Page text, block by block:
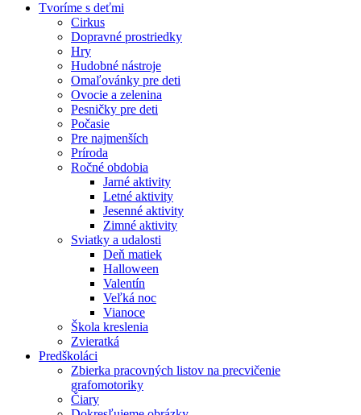
Tvoríme s deťmi
Cirkus
Dopravné prostriedky
Hry
Hudobné nástroje
Omaľovánky pre deti
Ovocie a zelenina
Pesničky pre deti
Počasie
Pre najmenších
Príroda
Ročné obdobia
Jarné aktivity
Letné aktivity
Jesenné aktivity
Zimné aktivity
Sviatky a udalosti
Deň matiek
Halloween
Valentín
Veľká noc
Vianoce
Škola kreslenia
Zvieratká
Predškoláci
Zbierka pracovných listov na precvičenie
grafomotoriky
Čiary